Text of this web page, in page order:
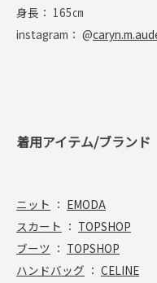
身長： 165㎝
instagram： @
着用アイテム/ブランド
ニット ： EMODA
スカート ： TOPSHOP
ブーツ ： TOPSHOP
ハンドバッグ ： CELINE